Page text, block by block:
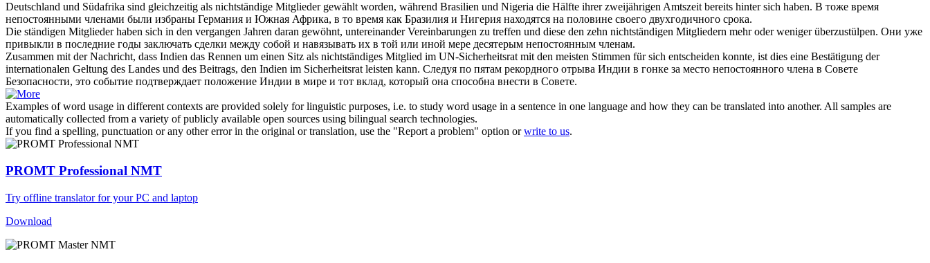
Deutschland und Südafrika sind gleichzeitig als nichtständige Mitglieder gewählt worden, während Brasilien und Nigeria die Hälfte ihrer zweijährigen Amtszeit bereits hinter sich haben. В тоже время
непостоянными членами были избраны Германия и Южная Африка, в то время как Бразилия и Нигерия находятся на половине своего двухгодичного срока.
Die ständigen Mitglieder haben sich in den vergangen Jahren daran gewöhnt, untereinander Vereinbarungen zu treffen und diese den zehn nichtständigen Mitgliedern mehr oder weniger überzustülpen. Они уже
привыкли в последние годы заключать сделки между собой и навязывать их в той или иной мере десятерым непостоянным членам.
Zusammen mit der Nachricht, dass Indien das Rennen um einen Sitz als nichtständiges Mitglied im UN-Sicherheitsrat mit den meisten Stimmen für sich entscheiden konnte, ist dies eine Bestätigung der
internationalen Geltung des Landes und des Beitrags, den Indien im Sicherheitsrat leisten kann. Следуя по пятам рекордного отрыва Индии в гонке за место непостоянного члена в Совете
Безопасности, это событие подтверждает положение Индии в мире и тот вклад, который она способна внести в Совете.
Examples of word usage in different contexts are provided solely for linguistic purposes, i.e. to study word usage in a sentence in one language and how they can be translated into another. All samples are
automatically collected from a variety of publicly available open sources using bilingual search technologies.
If you find a spelling, punctuation or any other error in the original or translation, use the "Report a problem" option orwrite to us.
PROMT Professional NMT
Try offline translator for your PC and laptop
Download